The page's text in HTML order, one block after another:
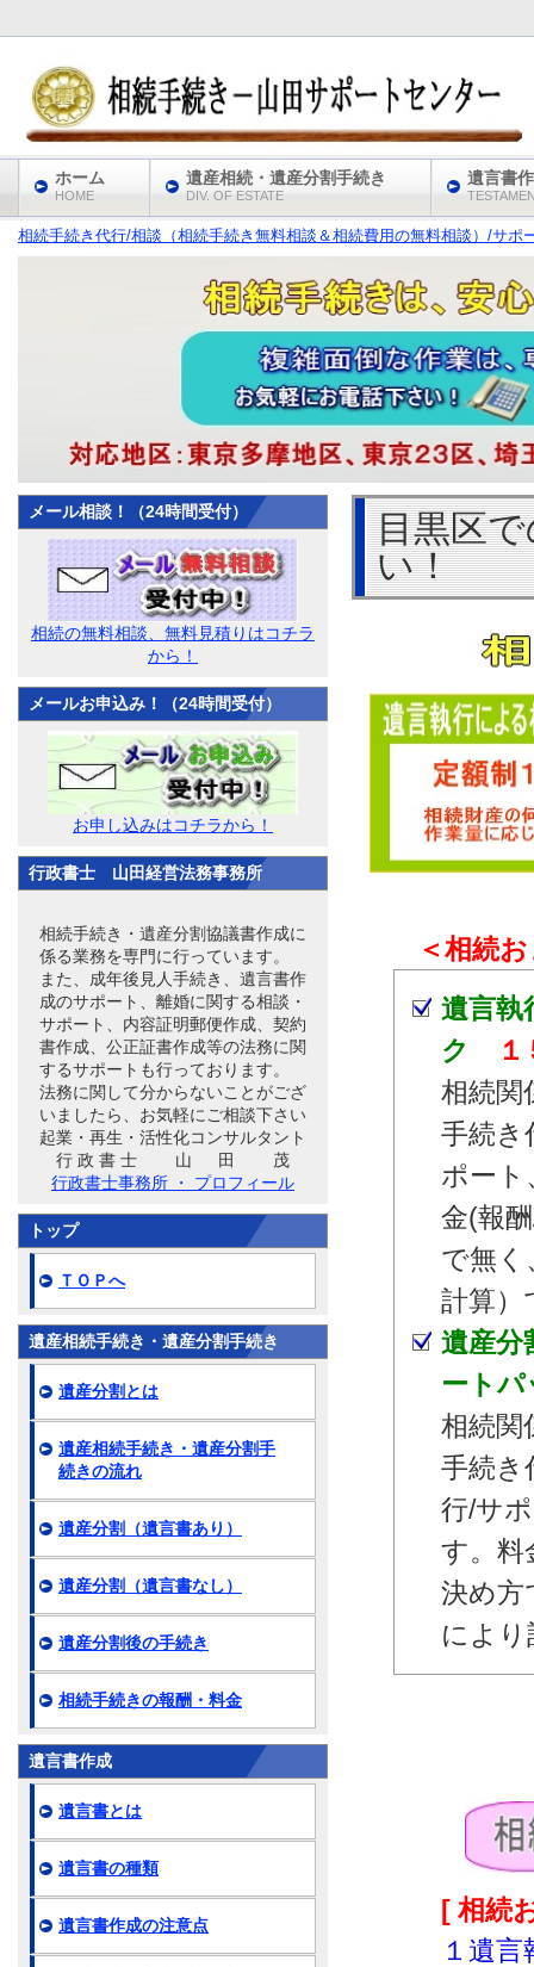
相続手続き代行/相談（相続手続き無料相談＆相続費用の無料相談）/サポ
目黒区
い！
＜相続
遺言執
ク
相続関
手続き
ポート
金(報
で無く
計算）
遺産分
ートパ
相続関
手続き
行/サ
す。料
決め方
により
[ 相続
１遺
メール相談！（24時間受付）
相続の無料相談、無料見積りはコチラ
から！
メールお申込み！（24時間受付）
お申し込みはコチラから！
行政書士 山田経営法務事務所
相続手続き・遺産分割協議書作成に
係る業務を専門に行っています。
また、成年後見人手続き、遺言書作
成のサポート、離婚に関する相談・
サポート、内容証明郵便作成、契約
書作成、公正証書作成等の法務に関
するサポートも行っております。
法務に関して分からないことがござ
いましたら、お気軽にご相談下さい
起業・再生・活性化コンサルタント
行 政 書 士 山 田 茂
行政書士事務所 ・ プロフィール
トップ
ＴＯＰへ
遺産相続手続き・遺産分割手続き
遺産分割とは
遺産相続手続き・遺産分割手
続きの流れ
遺産分割（遺言書あり）
遺産分割（遺言書なし）
遺産分割後の手続き
相続手続きの報酬・料金
遺言書作成
遺言書とは
遺言書の種類
遺言書作成の注意点
ホーム
HOME
遺産相続・遺産分割手続き
DIV. OF ESTATE
遺言書